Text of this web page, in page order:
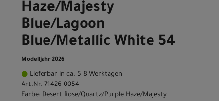
Haze/Majesty
Blue/Lagoon
Blue/Metallic White 54
Modelljahr 2026
Lieferbar in ca. 5-8 Werktagen
Art.Nr. 71426-0054
Farbe: Desert Rose/Quartz/Purple Haze/Majesty